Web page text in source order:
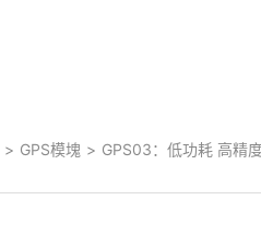
> GPS模塊 > GPS03：低功耗 高精